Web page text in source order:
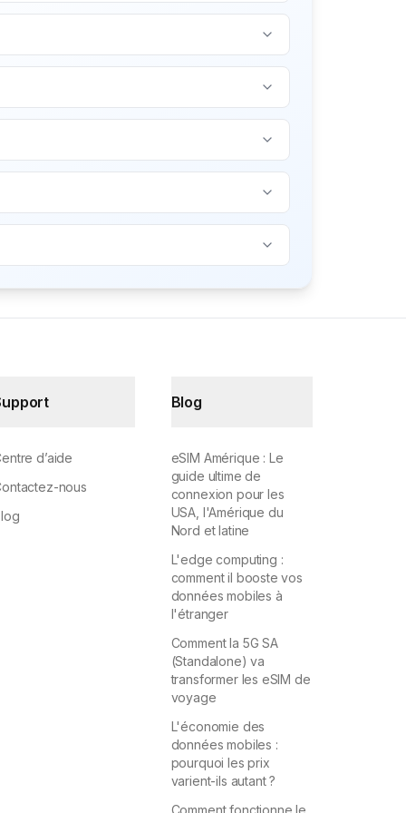
d’aide
nous
Blog
eSIM Amérique : Le
guide ultime de
connexion pour les
USA, l'Amérique du
Nord et latine
L'edge computing :
comment il booste vos
données mobiles à
l'étranger
Comment la 5G SA
(Standalone) va
transformer les eSIM de
voyage
L'économie des
données mobiles :
pourquoi les prix
varient-ils autant ?
Comment fonctionne le